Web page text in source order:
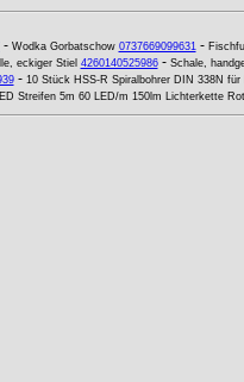
- Wodka Gorbatschow 0737669099631-
eckiger Stiel 4260140525986- Schale,
- 10 Stück HSS-R Spiralbohrer DIN 338N
Streifen 5m 60 LED/m 150lm Lichterkette